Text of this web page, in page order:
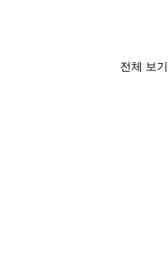
전체 보기